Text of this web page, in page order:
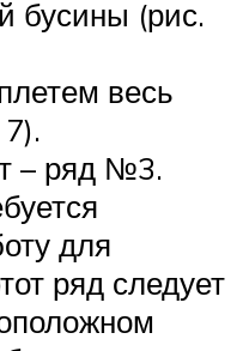
бусины (рис.
весь
– ряд №3.
для
ряд следует